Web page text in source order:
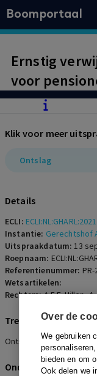
Over de
We gebruiken
bieden en om
Ook delen we
Boomportaal
Ernstig
voor
vergoeding
dat
in dienst
Klik voor meer
Ontslag
Details
ECLI:
Instantie: Gerechtshof
Uitspraakdatum:13
Roepnaam:
Referentienummer:
Wetsartikelen:
Rechters:A.E.F. Hillen,
Trefwoorden
Ontslag, Billijke
Onderwerpen